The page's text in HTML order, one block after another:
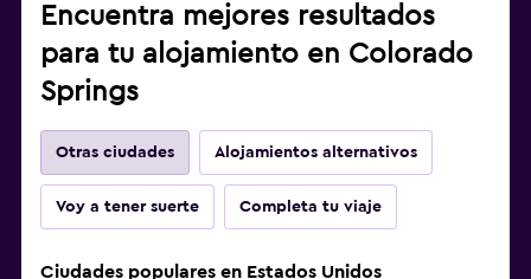
Encuentra mejores resultados
para tu alojamiento en Colorado
Springs
Otras ciudades Alojamientos alternativos
Voy a tener suerte Completa tu viaje
Ciudades populares en Estados Unidos